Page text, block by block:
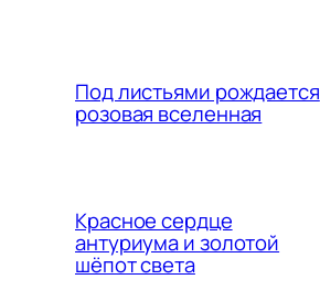
Под листьями рождается
розовая вселенная
Красное сердце
антуриума и золотой
шёпот света